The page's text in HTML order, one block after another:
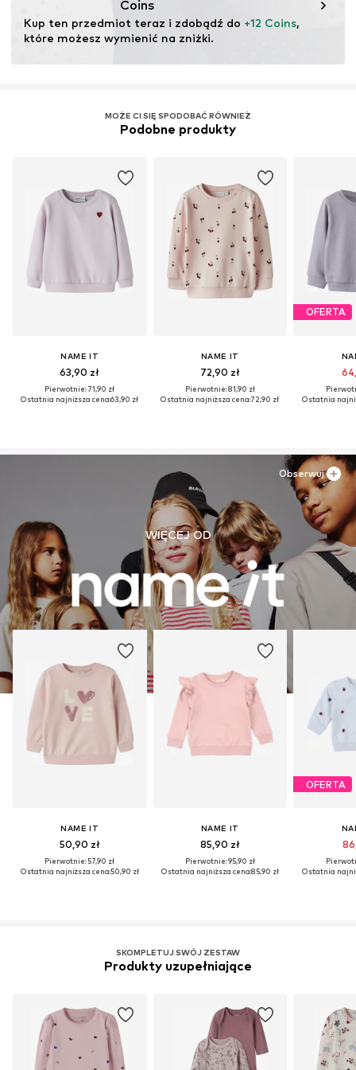
Coins
Kup ten przedmiot teraz i zdobądź do +12 Coins,
które możesz wymienić na zniżki.
MOŻE CI SIĘ SPODOBAĆ RÓWNIEŻ
Podobne produkty
NAME IT
63,90 zł
Pierwotnie: 71,90 zł
Ostatnia najniższa cena:63,90 zł
NAME IT
72,90 zł
Pierwotnie: 81,90 zł
Ostatnia najniższa cena:72,90 zł
OFERTA
Ostatnia
WIĘCEJ OD
NAME IT
50,90 zł
Pierwotnie: 57,90 zł
Ostatnia najniższa cena:50,90 zł
NAME IT
85,90 zł
Pierwotnie: 95,90 zł
Ostatnia najniższa cena:85,90 zł
OFERTA
Ostatnia
Obserwuj
SKOMPLETUJ SWÓJ ZESTAW
Produkty uzupełniające